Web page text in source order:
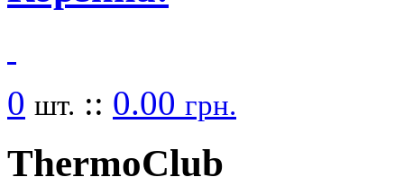
0 шт. :: 0.00 грн.
ThermoClub